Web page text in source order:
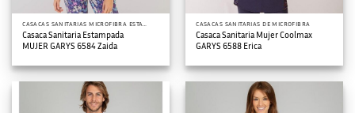
CASACAS SANITARIAS MICROFIBRA ESTAMPADA
Casaca Sanitaria Estampada
MUJER GARYS 6584 Zaida
CASACAS SANITARIAS DE MICROFIBRA
Casaca Sanitaria Mujer Coolmax
GARYS 6588 Erica